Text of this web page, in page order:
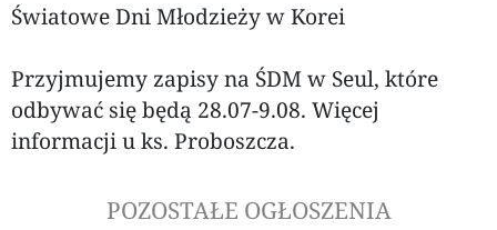
Światowe Dni Młodzieży w Korei
Przyjmujemy zapisy na ŚDM w Seul, które
odbywać się będą 28.07-9.08. Więcej
informacji u ks. Proboszcza.
POZOSTAŁE OGŁOSZENIA